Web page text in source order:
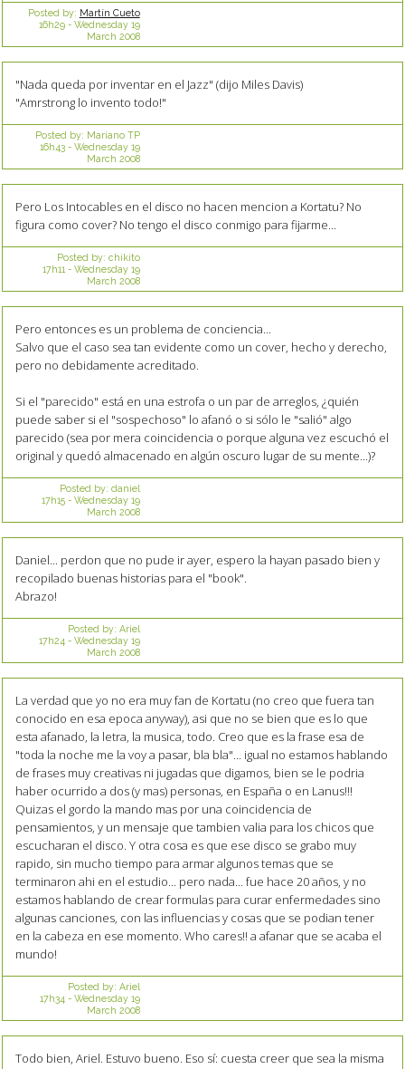
Posted by: Martín Cueto
16h29- Wednesday 19
March 2008
"Nada queda por inventar en el Jazz" (dijo Miles Davis)
"Amrstrong lo invento todo!"
Posted by: Mariano TP
16h43- Wednesday 19
March 2008
Pero Los Intocables en el disco no hacen mencion a Kortatu? No
figura como cover? No tengo el disco conmigo para fijarme...
Posted by: chikito
17h11 - Wednesday 19
March 2008
Pero entonces es un problema de conciencia...
Salvo que el caso sea tan evidente como un cover, hecho y derecho,
pero no debidamente acreditado.
Si el "parecido" está en una estrofa o un par de arreglos, ¿quién
puede saber si el "sospechoso" lo afanó o si sólo le "salió" algo
parecido (sea por mera coincidencia o porque alguna vez escuchó el
original y quedó almacenado en algún oscuro lugar de su mente...)?
Posted by: daniel
17h15- Wednesday 19
March 2008
Daniel... perdon que no pude ir ayer, espero la hayan pasado bien y
recopilado buenas historias para el "book".
Abrazo!
Posted by: Ariel
17h24 - Wednesday 19
March 2008
La verdad que yo no era muy fan de Kortatu (no creo que fuera tan
conocido en esa epoca anyway), asi que no se bien que es lo que
esta afanado, la letra, la musica, todo. Creo que es la frase esa de
"toda la noche me la voy a pasar, bla bla"... igual no estamos hablando
de frases muy creativas ni jugadas que digamos, bien se le podria
haber ocurrido a dos (y mas) personas, en España o en Lanus!!!
Quizas el gordo la mando mas por una coincidencia de
pensamientos, y un mensaje que tambien valia para los chicos que
escucharan el disco. Y otra cosa es que ese disco se grabo muy
rapido, sin mucho tiempo para armar algunos temas que se
terminaron ahi en el estudio... pero nada... fue hace 20 años, y no
estamos hablando de crear formulas para curar enfermedades sino
algunas canciones, con las influencias y cosas que se podian tener
en la cabeza en ese momento. Who cares!! a afanar que se acaba el
mundo!
Posted by: Ariel
17h34 - Wednesday 19
March 2008
Todo bien, Ariel. Estuvo bueno. Eso sí: cuesta creer que sea la misma